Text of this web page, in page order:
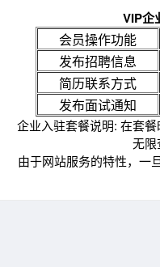
VIP企
会员操作功能
发布招聘信息
简历联系方式
发布面试通知
企业入驻套餐说明: 在套
无限
由于网站服务的特性，一